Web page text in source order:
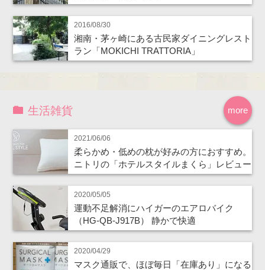
2016/08/30
湘南・茅ヶ崎にある古民家ダイニングレスト
ラン「MOKICHI TRATTORIA」
more
生活雑貨
2021/06/06
柔らかめ・低めの枕が好みの方におすすめ。
ニトリの「ホテルスタイルまくら」レビュー
2020/05/05
運動不足解消にハイガーのエアロバイク
（HG-QB-J917B） 静かで快適
2020/04/29
マスク通販で、ほぼ毎日「在庫あり」になる